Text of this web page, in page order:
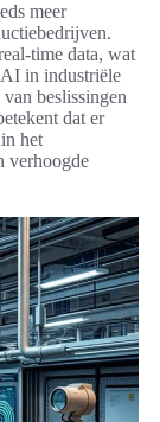
meer
time data, wat
in industriële
beslissingen
dat er
het
verhoogde